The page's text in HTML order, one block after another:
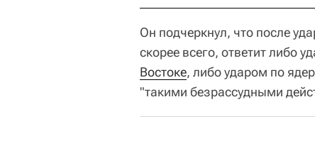
Он подчеркнул, что после
скорее всего, ответит либо
Востоке, либо ударом по
"такими безрассудными